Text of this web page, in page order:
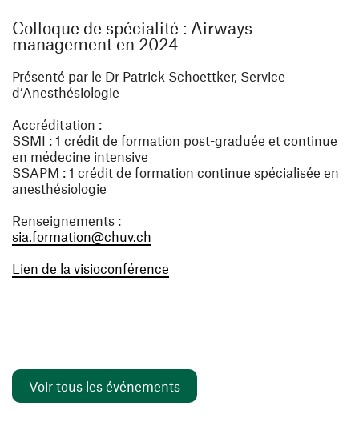
Colloque de spécialité : Airways
management en 2024
Présenté par le Dr Patrick Schoettker, Service
d’Anesthésiologie
Accréditation :
SSMI : 1 crédit de formation post-graduée et continue
en médecine intensive
SSAPM : 1 crédit de formation continue spécialisée en
anesthésiologie
Renseignements :
sia.formation@chuv.ch
Lien de la visioconférence
Voir tous les événements